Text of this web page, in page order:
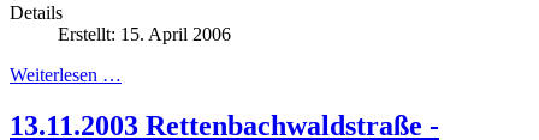
Details
Erstellt: 15. April 2006
Weiterlesen …
13.11.2003 Rettenbachwaldstraße -